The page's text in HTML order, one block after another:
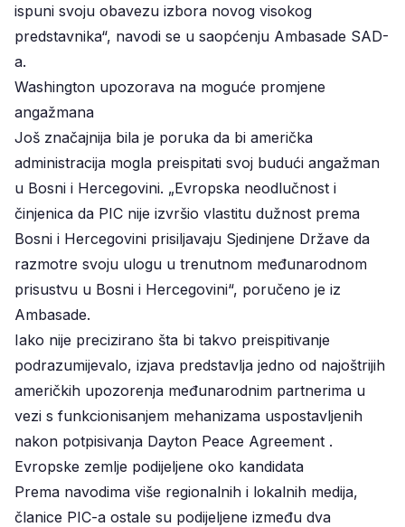
ispuni svoju obavezu izbora novog visokog
predstavnika“, navodi se u saopćenju Ambasade SAD-
a.
Washington upozorava na moguće promjene
angažmana
Još značajnija bila je poruka da bi američka
administracija mogla preispitati svoj budući angažman
u Bosni i Hercegovini. „Evropska neodlučnost i
činjenica da PIC nije izvršio vlastitu dužnost prema
Bosni i Hercegovini prisiljavaju Sjedinjene Države da
razmotre svoju ulogu u trenutnom međunarodnom
prisustvu u Bosni i Hercegovini“, poručeno je iz
Ambasade.
Iako nije precizirano šta bi takvo preispitivanje
podrazumijevalo, izjava predstavlja jedno od najoštrijih
američkih upozorenja međunarodnim partnerima u
vezi s funkcionisanjem mehanizama uspostavljenih
nakon potpisivanja Dayton Peace Agreement .
Evropske zemlje podijeljene oko kandidata
Prema navodima više regionalnih i lokalnih medija,
članice PIC-a ostale su podijeljene između dva